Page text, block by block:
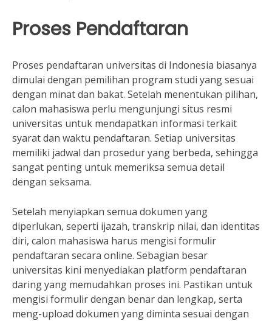
Proses Pendaftaran
Proses pendaftaran universitas di Indonesia biasanya
dimulai dengan pemilihan program studi yang sesuai
dengan minat dan bakat. Setelah menentukan pilihan,
calon mahasiswa perlu mengunjungi situs resmi
universitas untuk mendapatkan informasi terkait
syarat dan waktu pendaftaran. Setiap universitas
memiliki jadwal dan prosedur yang berbeda, sehingga
sangat penting untuk memeriksa semua detail
dengan seksama.
Setelah menyiapkan semua dokumen yang
diperlukan, seperti ijazah, transkrip nilai, dan identitas
diri, calon mahasiswa harus mengisi formulir
pendaftaran secara online. Sebagian besar
universitas kini menyediakan platform pendaftaran
daring yang memudahkan proses ini. Pastikan untuk
mengisi formulir dengan benar dan lengkap, serta
meng-upload dokumen yang diminta sesuai dengan